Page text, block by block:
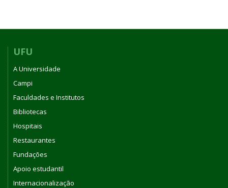
UFU
A Universidade
Campi
Faculdades e Institutos
Bibliotecas
Hospitais
Restaurantes
Fundações
Apoio estudantil
Internacionalização